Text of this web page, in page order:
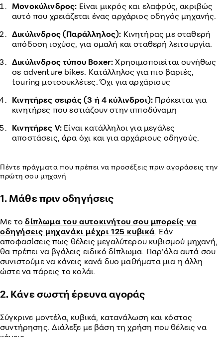
Μονοκύλινδρος: Είναι μικρός και ελαφρύς, ακριβώς
αυτό που χρειάζεται ένας αρχάριος οδηγός μηχανής.
Δικύλινδρος (Παράλληλος): Κινητήρας με σταθερή
απόδοση ισχύος, για ομαλή και σταθερή λειτουργία.
Δικύλινδρος τύπου Boxer: Χρησιμοποιείται συνήθως
σε adventure bikes. Κατάλληλος για πιο βαριές,
touring μοτοσυκλέτες. Όχι για αρχάριους
Κινητήρες σειράς (3 ή 4 κύλινδροι): Πρόκειται για
κινητήρες που εστιάζουν στην ιπποδύναμη
Κινητήρες V: Είναι κατάλληλοι για μεγάλες
αποστάσεις, άρα όχι και για αρχάριους οδηγούς.
Πέντε πράγματα που πρέπει να προσέξεις πριν αγοράσεις την
πρώτη σου μηχανή
1. Μάθε πριν οδηγήσεις
Με τοδίπλωμα του αυτοκινήτου σου μπορείς να
οδηγήσεις μηχανάκι μέχρι 125 κυβικά. Εάν
αποφασίσεις πως θέλεις μεγαλύτερου κυβισμού μηχανή,
θα πρέπει να βγάλεις ειδικό δίπλωμα. Παρ’όλα αυτά σου
συνιστούμε να κάνεις κανά δυο μαθήματα μια η άλλη
ώστε να πάρεις το κολάι.
2. Κάνε σωστή έρευνα αγοράς
Σύγκρινε μοντέλα, κυβικά, κατανάλωση και κόστος
συντήρησης. Διάλεξε με βάση τη χρήση που θέλεις να